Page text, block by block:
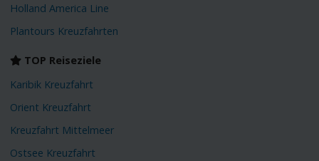
Holland America Line
Plantours Kreuzfahrten
TOP Reiseziele
Karibik Kreuzfahrt
Orient Kreuzfahrt
Kreuzfahrt Mittelmeer
Ostsee Kreuzfahrt